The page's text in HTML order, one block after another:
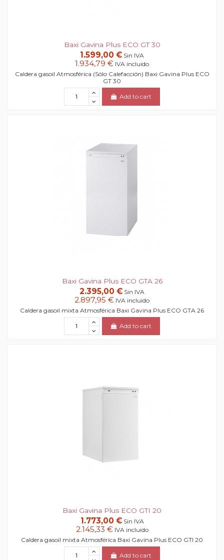
Baxi Gavina Plus ECO GT 30
1.599,00 € Sin IVA
1.934,79 € IVA incluido
Caldera gasoil Atmosférica (Sólo Calefacción) Baxi Gavina Plus ECO
GT 30
Add to cart
Baxi Gavina Plus ECO GTA 26
2.395,00 € Sin IVA
2.897,95 € IVA incluido
Caldera gasoil mixta Atmosférica Baxi Gavina Plus ECO GTA 26
Add to cart
Baxi Gavina Plus ECO GTI 20
1.773,00 € Sin IVA
2.145,33 € IVA incluido
Caldera gasoil mixta Atmosférica Baxi Gavina Plus ECO GTI 20
Add to cart